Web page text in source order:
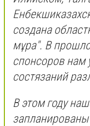
создана
мұра". В
спонсоров нам
состязаний
В этом году